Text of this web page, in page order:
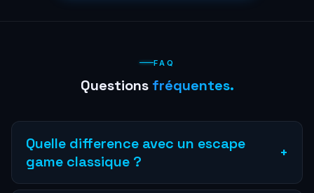
FAQ
Questions fréquentes.
Quelle difference avec un escape
game classique ?
+
En VR, vous etes physiquement dans l'univers du jeu. Les